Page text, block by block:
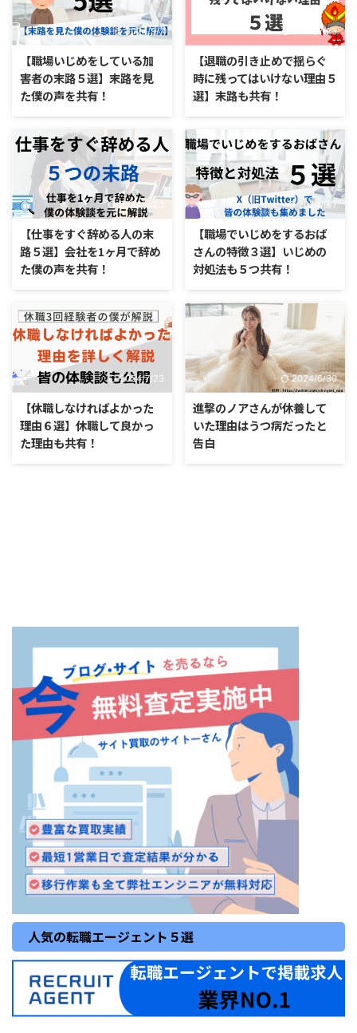
2024/9/7
【職場いじめをしている加
害者の末路５選】末路を見
た僕の声を共有！
2024/7/23
【退職の引き止めで揺らぐ
時に残ってはいけない理由５
選】末路も共有！
2024/6/23
【仕事をすぐ辞める人の末
路５選】会社を1ヶ月で辞め
た僕の声を共有！
2024/9/7
【職場でいじめをするおば
さんの特徴３選】いじめの
対処法も５つ共有！
2024/7/23
【休職しなければよかった
理由６選】休職して良かっ
た理由も共有！
2024/6/30
進撃のノアさんが休養して
いた理由はうつ病だったと
告白
人気の転職エージェント５選